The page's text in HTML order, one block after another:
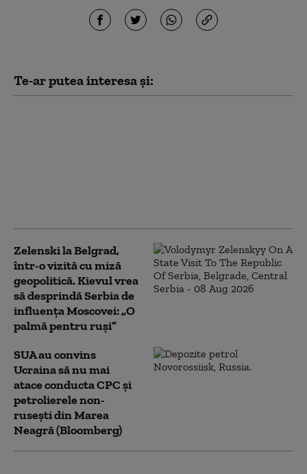
Te-ar putea interesa și:
Zelenski la Belgrad,
într-o vizită cu miză
geopolitică. Kievul vrea
să desprindă Serbia de
influența Moscovei: „O
palmă pentru ruși”
SUA au convins
Ucraina să nu mai
atace conducta CPC şi
petrolierele non-
ruseşti din Marea
Neagră (Bloomberg)